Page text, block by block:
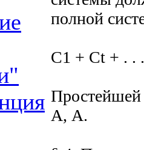
полной
C1 + Ct + . .
Простейшей
А, A.